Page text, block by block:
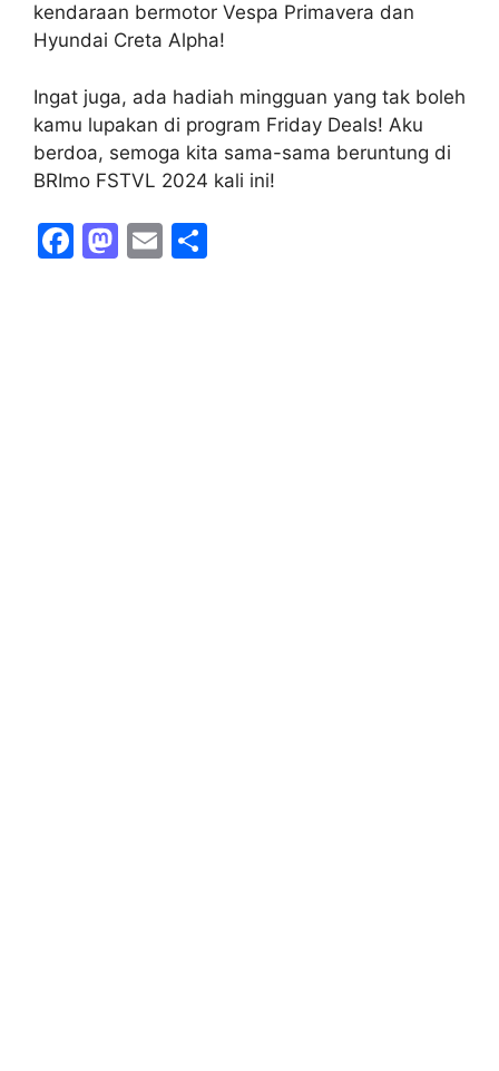
kendaraan bermotor Vespa Primavera dan
Hyundai Creta Alpha!
Ingat juga, ada hadiah mingguan yang tak boleh
kamu lupakan di program Friday Deals! Aku
berdoa, semoga kita sama-sama beruntung di
BRImo FSTVL 2024 kali ini!
F
M E